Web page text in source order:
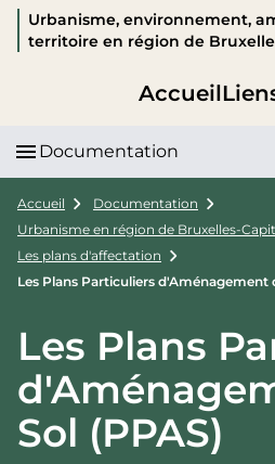
Urbanisme, environnement,
territoire en région de
Accueil
Documentation
Accueil
Documentation
Urbanisme en région de Bruxelles-
Les plans d'affectation
Les Plans Particuliers d'Aménagement
Les Plans
Sol (PPAS)